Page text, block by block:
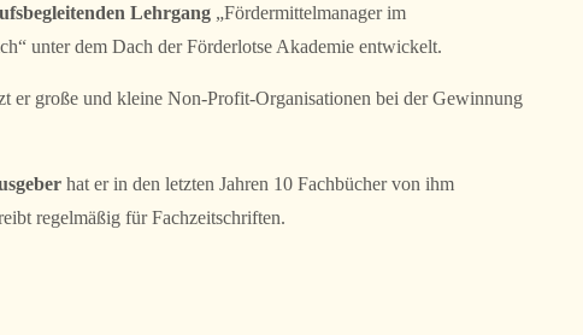
Lehrgang „Fördermittelmanager im
unter dem Dach der Förderlotse Akademie entwickelt.
er große und kleine Non-Profit-Organisationen bei der Gewinnung
hat er in den letzten Jahren 10 Fachbücher von ihm
regelmäßig für Fachzeitschriften.